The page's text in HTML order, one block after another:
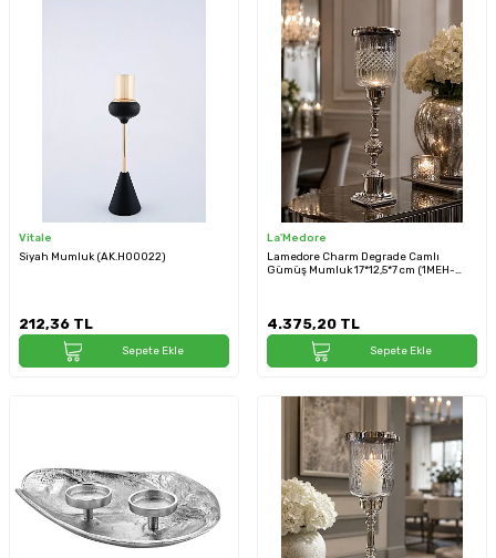
Vitale
Siyah Mumluk (AK.HO0022)
212,36 TL
Sepete Ekle
La'Medore
Lamedore Charm Degrade Camlı
Gümüş Mumluk 17*12,5*7 cm (1MEH-
4.375,20 TL
Sepete Ekle